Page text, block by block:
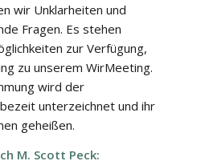
wir Unklarheiten und
Fragen. Es stehen
zur Verfügung,
zu unserem WirMeeting.
wird der
unterzeichnet und ihr
geheißen.
M. Scott Peck: